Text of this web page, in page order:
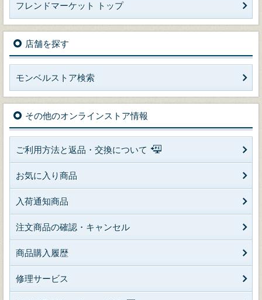
フレンドマーケット トップ
店舗を探す
モンベルストア検索
その他のオンラインストア情報
ご利用方法と返品・交換について
お気に入り商品
入荷通知商品
注文商品の確認・キャンセル
商品購入履歴
修理サービス